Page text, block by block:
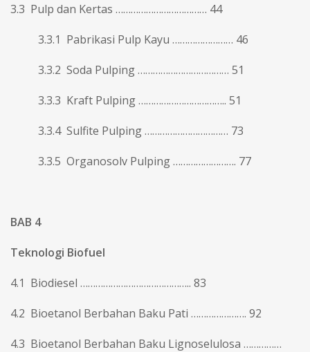
3.3 Pulp dan Kertas ……………………………… 44
3.3.1 Pabrikasi Pulp Kayu …………………… 46
3.3.2 Soda Pulping ……………………………… 51
3.3.3 Kraft Pulping …………………………….. 51
3.3.4 Sulfite Pulping …………………………… 73
3.3.5 Organosolv Pulping ……………………. 77
BAB 4
Teknologi Biofuel
4.1 Biodiesel …………………………………….. 83
4.2 Bioetanol Berbahan Baku Pati …………………. 92
4.3 Bioetanol Berbahan Baku Lignoselulosa ……………